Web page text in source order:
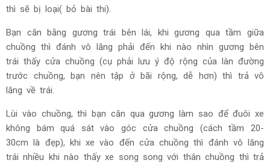
thì sẽ bị loại( bỏ bài thi).
Bạn căn bằng gương trái bên lái, khi gương qua tầm giữa
chuồng thì đánh vô lăng phải đến khi nào nhìn gương bên
trái thấy cửa chuồng (cụ phải lưu ý độ rộng của làn đường
trước chuồng, bạn nên tập ở bãi rộng, dễ hơn) thì trả vô
lăng về trái.
Lùi vào chuồng, thì bạn căn qua gương làm sao để đuôi xe
không bám quá sát vào góc cửa chuồng (cách tầm 20-
30cm là đẹp), khi xe vào đến cửa chuồng thì đánh vô lăng
trái nhiều khi nào thấy xe song song với thân chuồng thì trả